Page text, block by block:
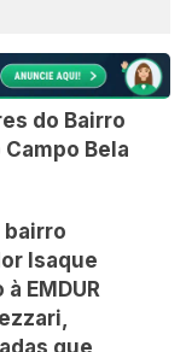
do Bairro
Bela
bairro
Isaque
EMDUR
que